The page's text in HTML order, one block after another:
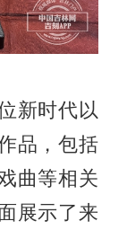
新时代以
品，包括
曲等相关
展示了来